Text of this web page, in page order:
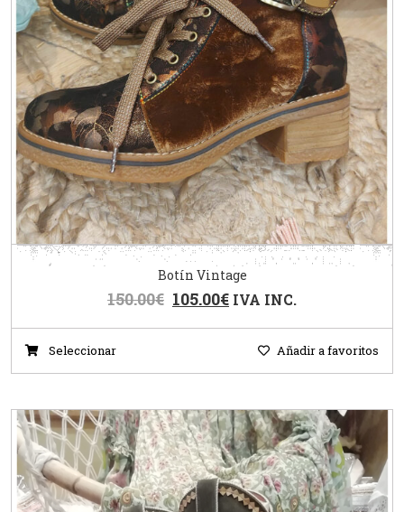
Botín Vintage
150.00€ 105.00€ IVA INC.
Seleccionar Añadir a favoritos